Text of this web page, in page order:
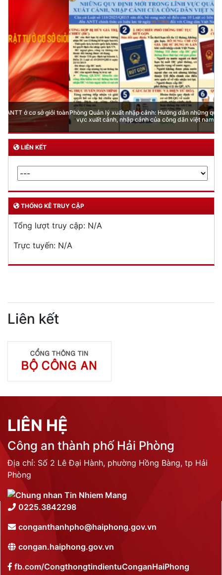
Phòng Quản lý xuất nhập cảnh: Hướng dẫn những quy định mới trong lĩnh
vực xuất cảnh, nhập cảnh của công dân việt nam từ ngày 01/7/2026
LIÊN KẾT
THỐNG KÊ TRUY CẬP
Tổng lượt truy cập: N/A
Trực tuyến: N/A
Liên kết
LIÊN HỆ
Công an thành phố Hải Phòng
Địa chỉ: Số 2 Lê Đại Hành, phường Hồng Bàng, tp Hải
Phòng
0225.3842298
conganthanhpho@haiphong.gov.vn
congan.haiphong.gov.vn
fb.com/CongthongtindientuConganHaiPhong